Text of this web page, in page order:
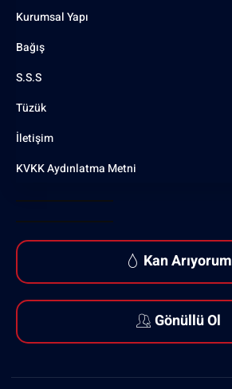
Kurumsal Yapı
Bağış
S.S.S
Tüzük
İletişim
KVKK Aydınlatma Metni
Kan Arıyorum
Gönüllü Ol